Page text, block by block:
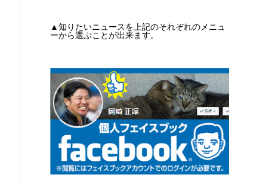
▲知りたいニュースを上記のそれぞれのメニュ
ーから選ぶことが出来ます。